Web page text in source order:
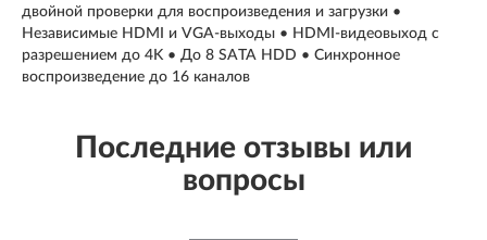
двойной проверки для воспроизведения и загрузки •
Независимые HDMI и VGA-выходы • HDMI-видеовыход с
разрешением до 4K • До 8 SATA HDD • Синхронное
воспроизведение до 16 каналов
Последние отзывы или
вопросы